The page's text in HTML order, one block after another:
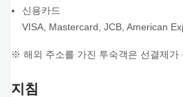
신용카드
VISA Mastercard JCB American
※ 해외 주소를 가진 투숙객은 선결제가
지침